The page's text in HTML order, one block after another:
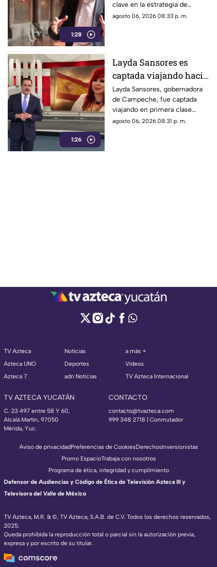
1:28
clave en la estrategia de
censura del gobierno, criticaba
agosto 06, 2026 08:33 p. m.
1:26
Layda Sansores es
captada viajando hacia
Madrid
Layda Sansores, gobernadora
de Campeche, fue captada
viajando en primera clase
rumbo a Madrid junto a su
agosto 06, 2026 08:31 p. m.
TV Azteca
Azteca UNO
Azteca 7
Noticias
Deportes
adn Noticias
a más +
Videos
TV Azteca Internacional
TV AZTECA YUCATÁN
C. 23 497 entre 58 Y 60,
Alcalá Martín, 97050
Mérida, Yuc.
CONTACTO
contacto@tvazteca.com
999 348 2718 | Conmutador
TV Azteca, M.R. & ©, TV Azteca, S.A.B. de C.V. Todos los derechos reservados,
2025.
Queda prohibida la reproducción total o parcial sin la autorización previa,
expresa y por escrito de su titular.
Aviso de privacidadPreferencias de CookiesDerechosInversionistas
Promo EspacioTrabaja con nosotros
Programa de ética, integridad y cumplimiento
Defensor de Audiencias y Código de Ética de Televisión Azteca III y
Televisora del Valle de México